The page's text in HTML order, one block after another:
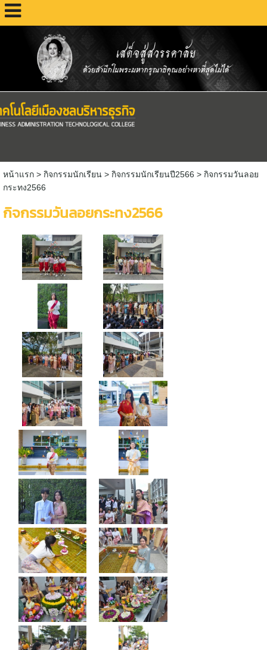
หน้าแรก> กิจกรรมนักเรียน > กิจกรรมนักเรียนปี2566 > กิจกรรมวันลอย
กระทง2566
กิจกรรมวันลอยกระทง2566